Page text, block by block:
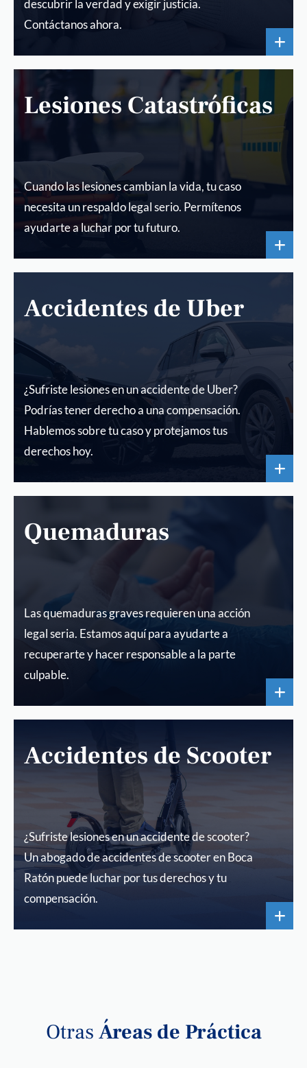
descubrir la verdad y exigir justicia.
Contáctanos ahora.
Lesiones Catastróficas
Cuando las lesiones cambian la vida, tu caso
necesita un respaldo legal serio. Permítenos
ayudarte a luchar por tu futuro.
Accidentes de Uber
¿Sufriste lesiones en un accidente de Uber?
Podrías tener derecho a una compensación.
Hablemos sobre tu caso y protejamos tus
derechos hoy.
Quemaduras
Las quemaduras graves requieren una acción
legal seria. Estamos aquí para ayudarte a
recuperarte y hacer responsable a la parte
culpable.
Accidentes de Scooter
¿Sufriste lesiones en un accidente de scooter?
Un abogado de accidentes de scooter en Boca
Ratón puede luchar por tus derechos y tu
compensación.
Otras Áreas de Práctica